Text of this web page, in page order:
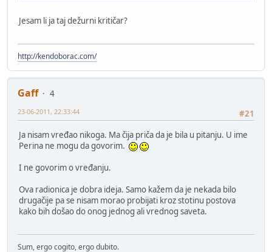
Jesam li ja taj dežurni kritičar?
http://kendoborac.com/
Gaff
4
#21
23-06-2011, 22:33:44
Ja nisam vređao nikoga. Ma čija priča da je bila u pitanju. U ime
Perina ne mogu da govorim.
I ne govorim o vređanju.
Ova radionica je dobra ideja. Samo kažem da je nekada bilo
drugačije pa se nisam morao probijati kroz stotinu postova
kako bih došao do onog jednog ali vrednog saveta.
Sum, ergo cogito, ergo dubito.